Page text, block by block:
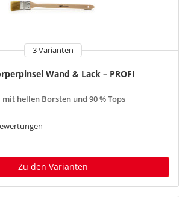
3 Varianten
Wand & Lack – PROFI
hellen Borsten und 90 % Tops
Zu den Varianten